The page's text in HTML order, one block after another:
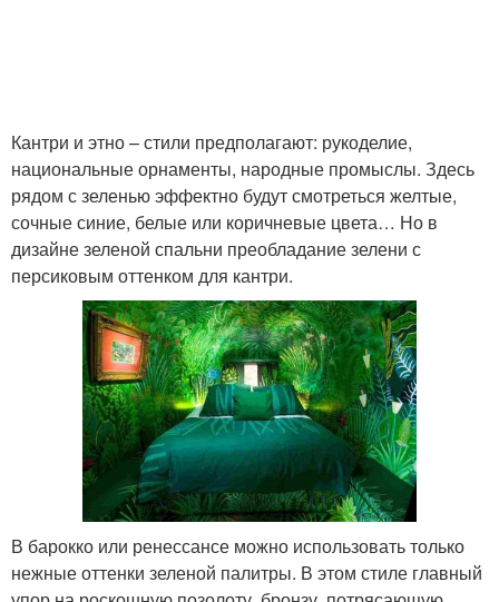
Кантри и этно – стили предполагают: рукоделие,
национальные орнаменты, народные промыслы. Здесь
рядом с зеленью эффектно будут смотреться желтые,
сочные синие, белые или коричневые цвета… Но в
дизайне зеленой спальни преобладание зелени с
персиковым оттенком для кантри.
В барокко или ренессансе можно использовать только
нежные оттенки зеленой палитры. В этом стиле главный